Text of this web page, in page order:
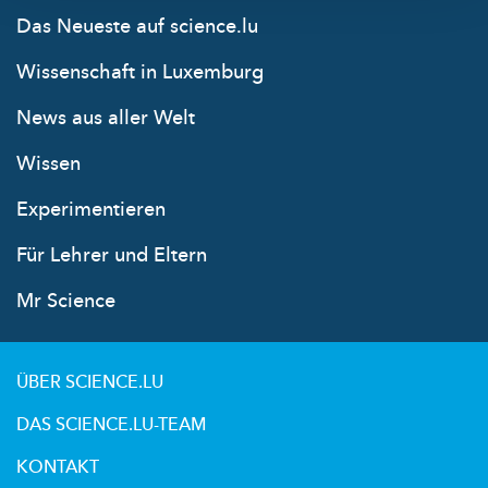
Das Neueste auf science.lu
Wissenschaft in Luxemburg
News aus aller Welt
Wissen
Experimentieren
Für Lehrer und Eltern
Mr Science
ÜBER SCIENCE.LU
DAS SCIENCE.LU-TEAM
KONTAKT